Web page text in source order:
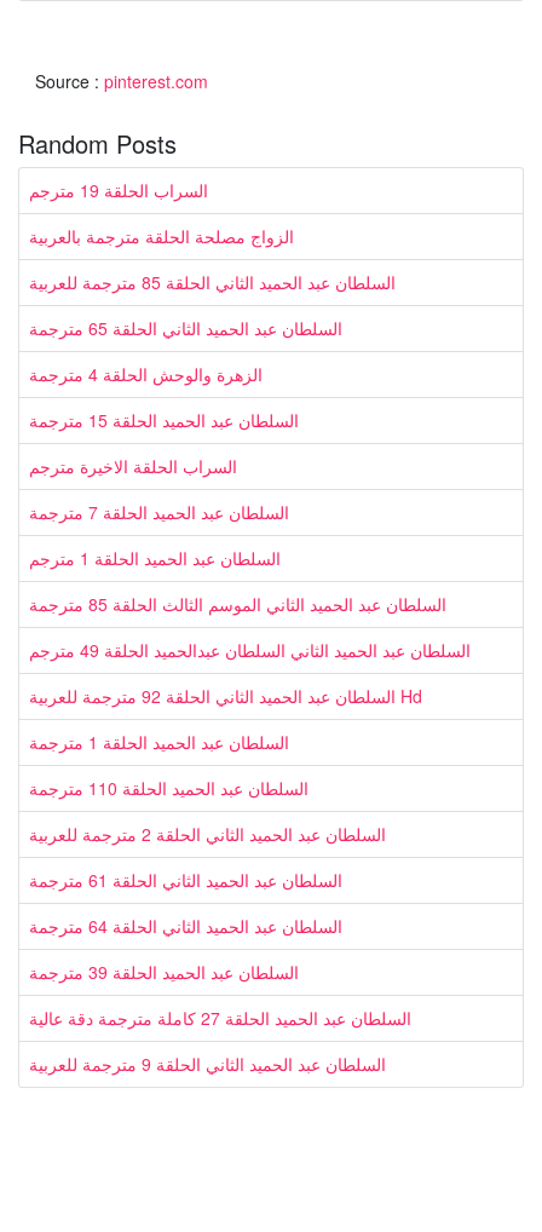
Source : pinterest.com
Random Posts
السراب الحلقة 19 مترجم
الزواج مصلحة الحلقة مترجمة بالعربية
السلطان عبد الحميد الثاني الحلقة 85 مترجمة للعربية
السلطان عبد الحميد الثاني الحلقة 65 مترجمة
الزهرة والوحش الحلقة 4 مترجمة
السلطان عبد الحميد الحلقة 15 مترجمة
السراب الحلقة الاخيرة مترجم
السلطان عبد الحميد الحلقة 7 مترجمة
السلطان عبد الحميد الحلقة 1 مترجم
السلطان عبد الحميد الثاني الموسم الثالث الحلقة 85 مترجمة
السلطان عبد الحميد الثاني السلطان عبدالحميد الحلقة 49 مترجم
السلطان عبد الحميد الثاني الحلقة 92 مترجمة للعربية Hd
السلطان عبد الحميد الحلقة 1 مترجمة
السلطان عبد الحميد الحلقة 110 مترجمة
السلطان عبد الحميد الثاني الحلقة 2 مترجمة للعربية
السلطان عبد الحميد الثاني الحلقة 61 مترجمة
السلطان عبد الحميد الثاني الحلقة 64 مترجمة
السلطان عبد الحميد الحلقة 39 مترجمة
السلطان عبد الحميد الحلقة 27 كاملة مترجمة دقة عالية
السلطان عبد الحميد الثاني الحلقة 9 مترجمة للعربية